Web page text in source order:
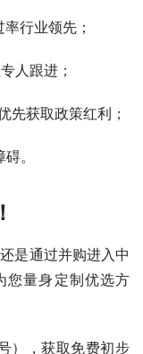
行业领先；
人跟进；
先获取政策红利；
。
是通过并购进入中
您量身定制优选方
），获取免费初步